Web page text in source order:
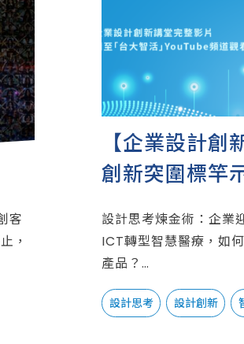
客
，
【企業設計
創新突圍標竿
加值經驗分享
設計思考煉金術：企業
ICT轉型智慧醫療，如
產品？
傳統製造優勢產業二代
新市場並建立界定新產
設計思考 設計創新